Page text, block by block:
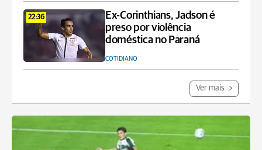
22:36
Ex-Corinthians, Jadson é
preso por violência
doméstica no Paraná
COTIDIANO
Ver mais